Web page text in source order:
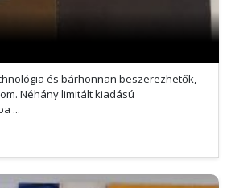
és bárhonnan beszerezhetők,
Néhány limitált kiadású
...